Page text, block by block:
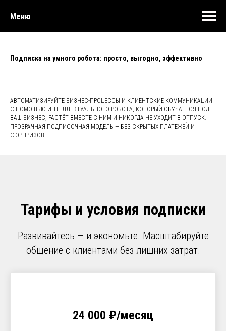
Меню
Подписка на умного робота: просто, выгодно, эффективно
АВТОМАТИЗИРУЙТЕ БИЗНЕС-ПРОЦЕССЫ И КЛИЕНТСКИЕ КОММУНИКАЦИИ
С ПОМОЩЬЮ ИНТЕЛЛЕКТУАЛЬНОГО РОБОТА, КОТОРЫЙ ОБУЧАЕТСЯ ПОД
ВАШ БИЗНЕС, РАСТЁТ ВМЕСТЕ С НИМ И НИКОГДА НЕ УХОДИТ В ОТПУСК.
ПРОЗРАЧНАЯ ПОДПИСОЧНАЯ МОДЕЛЬ — БЕЗ СКРЫТЫХ ПЛАТЕЖЕЙ И
СЮРПРИЗОВ.
Тарифы и условия подписки
Развивайтесь — и экономьте. Масштабируйте
общение с клиентами без лишних затрат.
24 000 ₽/месяц